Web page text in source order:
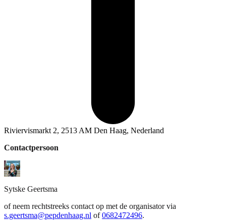
Riviervismarkt 2, 2513 AM Den Haag, Nederland
Contactpersoon
Sytske Geertsma
of neem rechtstreeks contact op met de organisator via
s.geertsma@pepdenhaag.nl of 0682472496.